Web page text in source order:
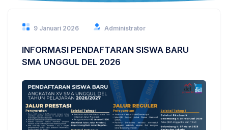
9 Januari 2026 Administrator
INFORMASI PENDAFTARAN SISWA BARU
SMA UNGGUL DEL 2026